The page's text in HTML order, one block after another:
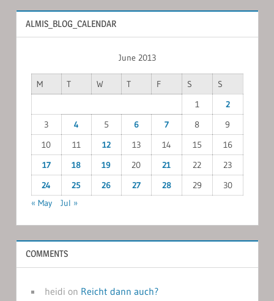
ALMIS_BLOG_CALENDAR
June 2013
M T W T F S
S
1
2
3
4 5 6 7 8
9
10
11 12 13 14 15
16
17
18 19 20 21 22
23
24
25 26 27 28 29
30
« May
Jul »
COMMENTS
heidi on Reicht dann auch?